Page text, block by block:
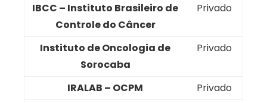
IBCC – Instituto Brasileiro de
Controle do Câncer
Privado
Instituto de Oncologia de
Sorocaba
Privado
IRALAB – OCPM
Privado